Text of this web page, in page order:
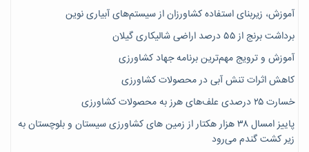
آموزش، زیربنای استفاده کشاورزان از سیستم‌های آبیاری نوین
برداشت برنج از ۵۵ درصد اراضی شالیکاری گیلان
آموزش و ترویج مهم‌ترین برنامه جهاد کشاورزی
کاهش اثرات تنش آبی در محصولات کشاورزی
خسارت ۲۵ درصدی علف‌های هرز به محصولات کشاورزی
پاییز امسال ۳۸ هزار هکتار از زمین های کشاورزی سیستان و بلوچستان به
زیر کشت گندم می‌رود